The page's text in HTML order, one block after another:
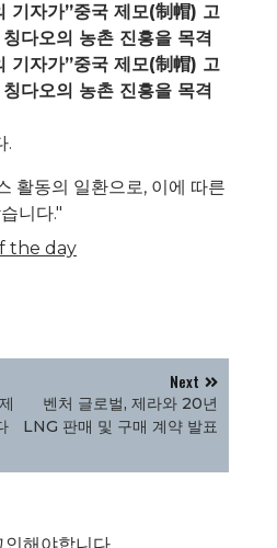
기자가”중국 제모(制帽) 고
다오의 농촌 진흥을 목격
기자가”중국 제모(制帽) 고
다오의 농촌 진흥을 목격
.
활동의 일환으로, 이에 따른
니다."
the day
Next
벤처 글로벌, 제라와 20년
LNG 판매 및 구매 계약 발표